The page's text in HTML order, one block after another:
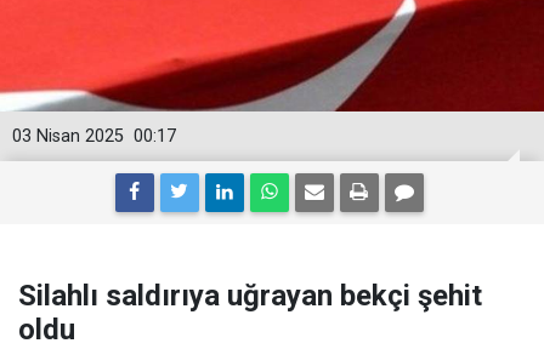
00:17
03 Nisan 2025
Silahlı saldırıya uğrayan bekçi şehit
oldu